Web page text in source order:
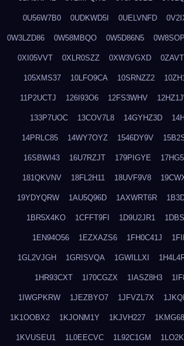
0U56W7B0 0UDKWD5I 0UELVNFD
0W3LZD86 0W58MBQO 0W5D86N5
0XI05VVT 0XLR0SZZ 0XW3VGXD
105XMS37 10LFO9CA 10SRNZZ2
11P2UCTJ 126I93O6 12FS3WHV
133P7UOC 13COV7L8 14GYHZ3D
14PRLC85 14WY7OYZ 1546DY9V
16SBWI43 16U7RZJT 179PIGYE
181QKVNV 18FL2H11 18UVF9V8
19YDYQRW 1AU5Q96D 1AXWRT6R
1BR5X4KO 1CFFT9FI 1D9U2JR1
1EN94O56 1EZXAZS6 1FH0C41J
1GL2VJGH 1GRISVQA 1GWILLXI
1HR93CXT 1I70CGZX 1IASZ8H3
1IWGPKRW 1JEZBYO7 1JFVZL7X
1K1OOBX2 1KJONM1Y 1KJVH227
1KVUSEU1 1L0EECVC 1L92C1GM